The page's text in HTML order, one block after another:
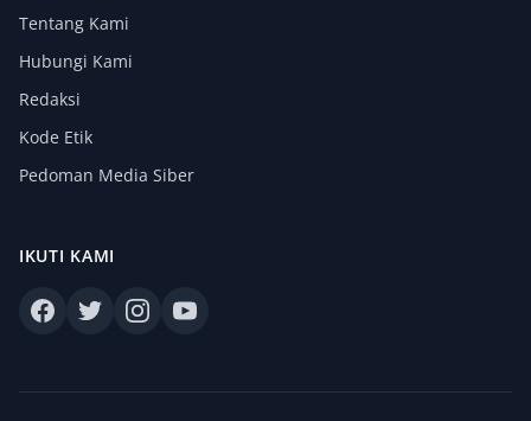
Tentang Kami
Hubungi Kami
Redaksi
Kode Etik
Pedoman Media Siber
IKUTI KAMI